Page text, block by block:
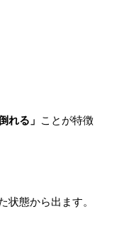
れる」
ことが特徴
状態から出ます。